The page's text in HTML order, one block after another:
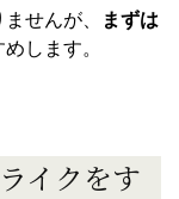
せんが、
まずは
します。
イクをす